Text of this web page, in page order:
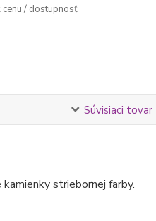
cenu / dostupnosť
Súvisiaci tovar
striebornej farby.